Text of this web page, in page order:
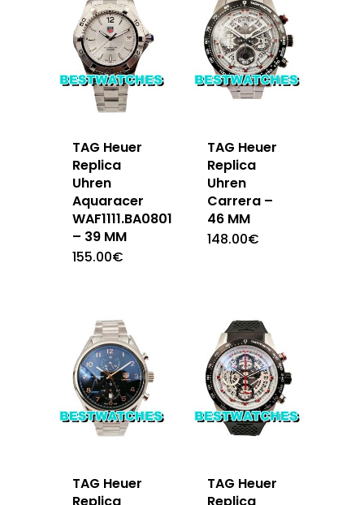
TAG Heuer
Replica
Uhren
Aquaracer
WAF1111.BA0801
– 39 MM
155.00€
TAG Heuer
Replica
Uhren
Carrera –
46 MM
148.00€
TAG Heuer
TAG Heuer